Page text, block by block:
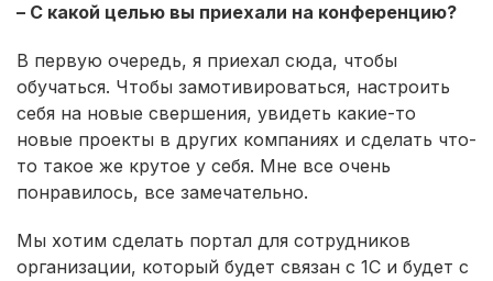
– С какой целью вы приехали на конференцию?
В первую очередь, я приехал сюда, чтобы
обучаться. Чтобы замотивироваться, настроить
себя на новые свершения, увидеть какие-то
новые проекты в других компаниях и сделать что-
то такое же крутое у себя. Мне все очень
понравилось, все замечательно.
Мы хотим сделать портал для сотрудников
организации, который будет связан с 1С и будет с